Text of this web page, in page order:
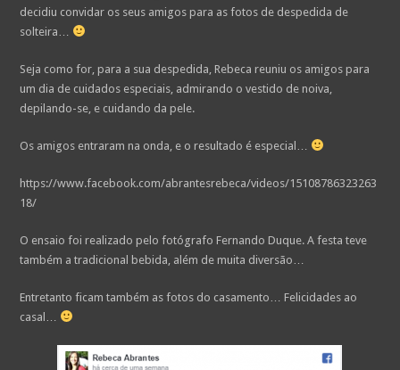
decidiu convidar os seus amigos para as fotos de despedida de
solteira…
Seja como for, para a sua despedida, Rebeca reuniu os amigos para
um dia de cuidados especiais, admirando o vestido de noiva,
depilando-se, e cuidando da pele.
Os amigos entraram na onda, e o resultado é especial…
https://www.facebook.com/abrantesrebeca/videos/15108786323263
18/
O ensaio foi realizado pelo fotógrafo Fernando Duque. A festa teve
também a tradicional bebida, além de muita diversão…
Entretanto ficam também as fotos do casamento… Felicidades ao
casal…